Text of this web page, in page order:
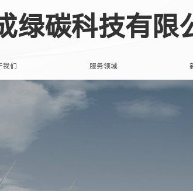
绿碳科技有限
我们 服务领域